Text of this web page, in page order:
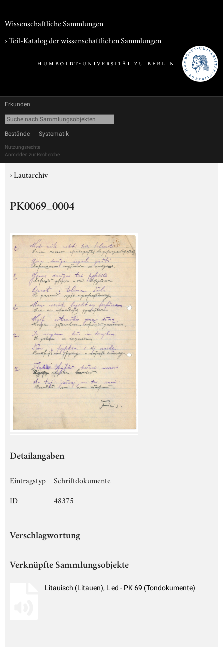
Wissenschaftliche Sammlungen
› Teil-Katalog der wissenschaftlichen Sammlungen
Erkunden
Bestände Systematik
Nutzungsrechte
Anmelden zur Recherche
›Lautarchiv
PK0069_0004
Detailangaben
Eintragstyp
Schriftdokumente
ID
48375
Verschlagwortung
Verknüpfte Sammlungsobjekte
Litauisch (Litauen), Lied - PK 69 (Tondokumente)